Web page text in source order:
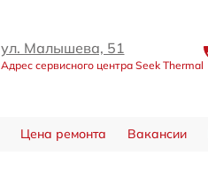
ул. Малышева, 51
Адрес сервисного центра Seek Thermal
Цена ремонта Вакансии